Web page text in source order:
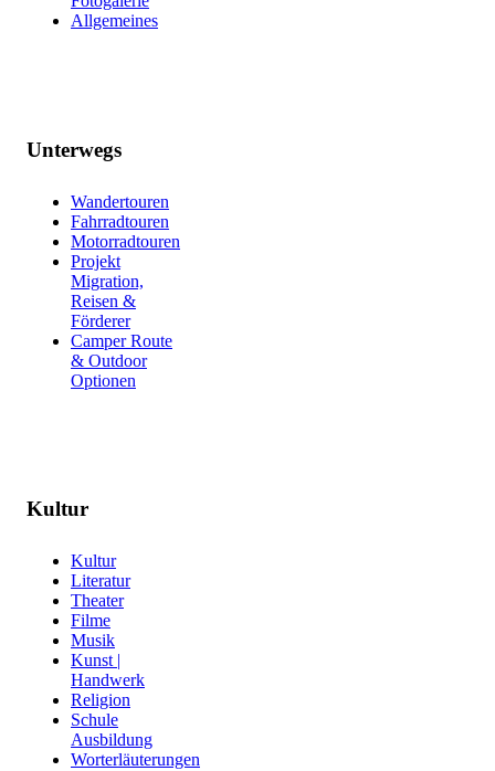
Allgemeines
Unterwegs
Wandertouren
Fahrradtouren
Motorradtouren
Projekt
Migration,
Reisen &
Förderer
Camper Route
& Outdoor
Optionen
Kultur
Kultur
Literatur
Theater
Filme
Musik
Kunst |
Handwerk
Religion
Schule
Ausbildung
Worterläuterungen